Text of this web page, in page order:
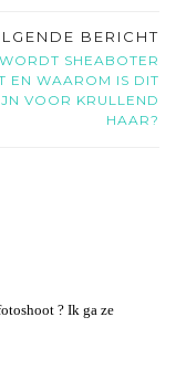
BERICHT
SHEABOTER
EN WAAROM IS DIT
VOOR KRULLEND
HAAR?
? Ik ga ze